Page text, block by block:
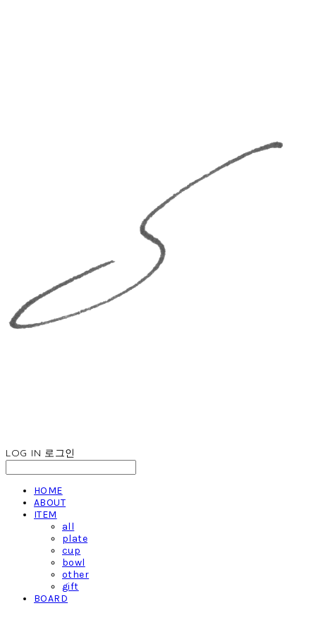
LOG IN 로그인
HOME
ABOUT
ITEM
all
plate
cup
bowl
other
gift
BOARD